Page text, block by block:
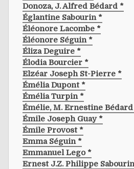
Donoza, J. Alfred Bédard *
Églantine Sabourin *
Éléonore Lacombe *
Éléonore Séguin *
Éliza Deguire *
Élodia Bourcier *
Elzéar Joseph St-Pierre *
Émélia Dupont *
Émélia Turpin *
Émélie, M. Ernestine
Émile Joseph Guay *
Émile Provost *
Emma Séguin *
Emmanuel Lego *
Ernest J.z. Philippe